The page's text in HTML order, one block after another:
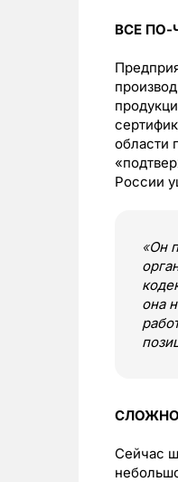
ВСЕ
области
России
«Он
она
Сейчас